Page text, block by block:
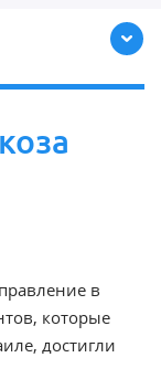
в
, которые
, достигли